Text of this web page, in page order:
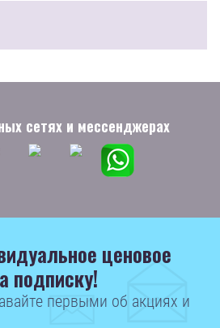
сетях и мессенджерах
ценовое
подписку!
первыми об акциях и